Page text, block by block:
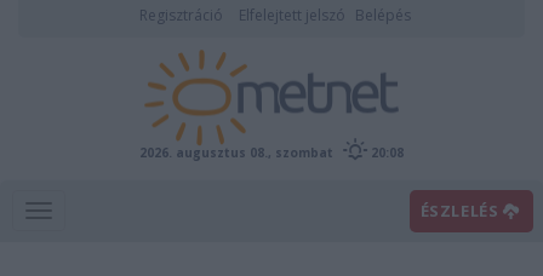
Regisztráció Elfelejtett jelszó Belépés
2026. augusztus 08., szombat 20:08
ÉSZLELÉS